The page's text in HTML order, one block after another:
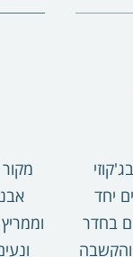
יחד
בחדר
והקשבה